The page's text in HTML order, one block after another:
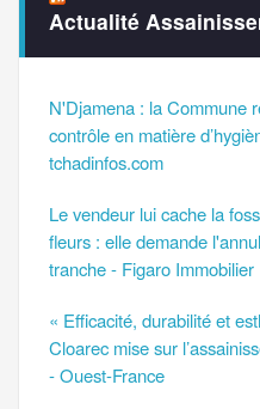
Actualité
N'Djamena : la Commune
contrôle en matière
tchadinfos.com
Le vendeur lui cache la
fleurs : elle demande
tranche - Figaro Immobilier
« Efficacité, durabilité et
Cloarec mise sur
- Ouest-France